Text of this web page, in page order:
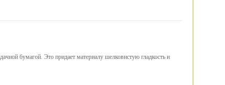
бумагой. Это придает материалу шелковистую гладкость и